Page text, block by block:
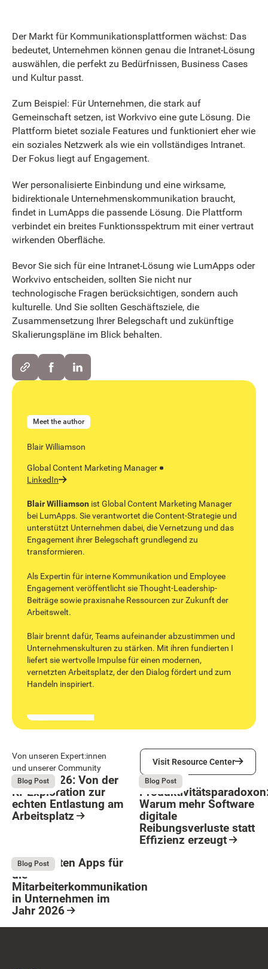
Der Markt für Kommunikationsplattformen wächst: Das
bedeutet, Unternehmen können genau die Intranet-Lösung
auswählen, die perfekt zu Bedürfnissen, Business Cases
und Kultur passt.
Zum Beispiel: Für Unternehmen, die stark auf
Gemeinschaft setzen, ist Workvivo eine gute Lösung. Die
Plattform bietet soziale Features und funktioniert eher wie
ein soziales Netzwerk als wie ein vollständiges Intranet.
Der Fokus liegt auf Engagement.
Wer personalisierte Einbindung und eine wirksame,
bidirektionale Unternehmenskommunikation braucht,
findet in LumApps die passende Lösung. Die Plattform
verbindet ein breites Funktionsspektrum mit einer vertraut
wirkenden Oberfläche.
Bevor Sie sich für eine Intranet-Lösung wie LumApps oder
Workvivo entscheiden, sollten Sie nicht nur
technologische Fragen berücksichtigen, sondern auch
kulturelle. Und Sie sollten Geschäftsziele, die
Zusammensetzung Ihrer Belegschaft und zukünftige
Skalierungspläne im Blick behalten.
Meet the author
Blair Williamson
Global Content Marketing Manager
LinkedIn
Blair Williamson ist Global Content Marketing Manager
bei LumApps. Sie verantwortet die Content-Strategie und
unterstützt Unternehmen dabei, die Vernetzung und das
Engagement ihrer Belegschaft grundlegend zu
transformieren.
Als Expertin für interne Kommunikation und Employee
Engagement veröffentlicht sie Thought-Leadership-
Beiträge sowie praxisnahe Ressourcen zur Zukunft der
Arbeitswelt.
‍Blair brennt dafür, Teams aufeinander abzustimmen und
Unternehmenskulturen zu stärken. Mit ihren fundierten I
liefert sie wertvolle Impulse für einen modernen,
vernetzten Arbeitsplatz, der den Dialog fördert und zum
Handeln inspiriert.
Von unseren Expert:innen
und unserer Community
Visit Resource Center
Visit Resource Center
August 4, 2026
Blog Post
Bright 2026: Von der
KI-Exploration zur
echten Entlastung am
Arbeitsplatz
August 4, 2026
Blog Post
Das
Warum mehr Software
digitale
Reibungsverluste statt
Effizienz erzeugt
August 4, 2026
Blog Post
Die 9 besten Apps für
die
Mitarbeiterkommunikation
in Unternehmen im
Jahr 2026